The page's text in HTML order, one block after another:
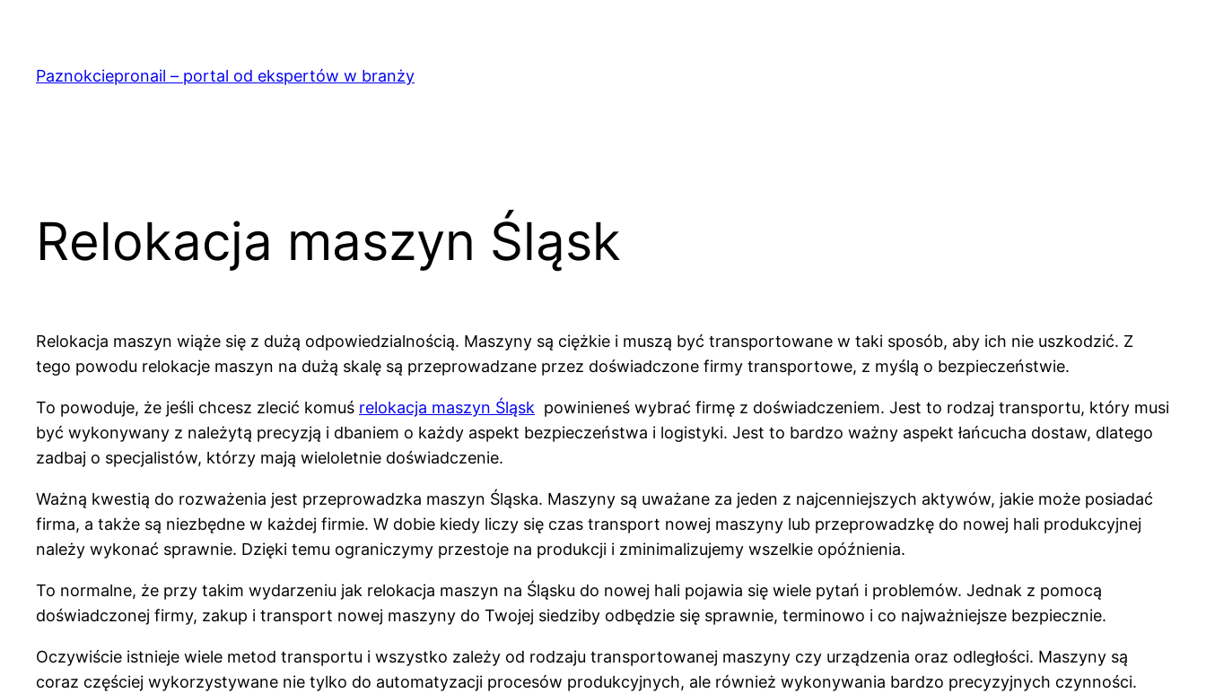
treściPaznokciepronail – portal od ekspertów w branży
Relokacja maszyn Śląsk
Relokacja maszyn wiąże się z dużą odpowiedzialnością. Maszyny są ciężkie i muszą być transportowane w taki sposób, aby ich nie uszkodzić. Z
tego powodu relokacje maszyn na dużą skalę są przeprowadzane przez doświadczone firmy transportowe, z myślą o bezpieczeństwie.
To powoduje, że jeśli chcesz zlecić komuś relokacja maszyn Śląsk powinieneś wybrać firmę z doświadczeniem. Jest to rodzaj transportu, który musi
być wykonywany z należytą precyzją i dbaniem o każdy aspekt bezpieczeństwa i logistyki. Jest to bardzo ważny aspekt łańcucha dostaw, dlatego
zadbaj o specjalistów, którzy mają wieloletnie doświadczenie.
Ważną kwestią do rozważenia jest przeprowadzka maszyn Śląska. Maszyny są uważane za jeden z najcenniejszych aktywów, jakie może posiadać
firma, a także są niezbędne w każdej firmie. W dobie kiedy liczy się czas transport nowej maszyny lub przeprowadzkę do nowej hali produkcyjnej
należy wykonać sprawnie. Dzięki temu ograniczymy przestoje na produkcji i zminimalizujemy wszelkie opóźnienia.
To normalne, że przy takim wydarzeniu jak relokacja maszyn na Śląsku do nowej hali pojawia się wiele pytań i problemów. Jednak z pomocą
doświadczonej firmy, zakup i transport nowej maszyny do Twojej siedziby odbędzie się sprawnie, terminowo i co najważniejsze bezpiecznie.
Oczywiście istnieje wiele metod transportu i wszystko zależy od rodzaju transportowanej maszyny czy urządzenia oraz odległości. Maszyny są
coraz częściej wykorzystywane nie tylko do automatyzacji procesów produkcyjnych, ale również wykonywania bardzo precyzyjnych czynności.